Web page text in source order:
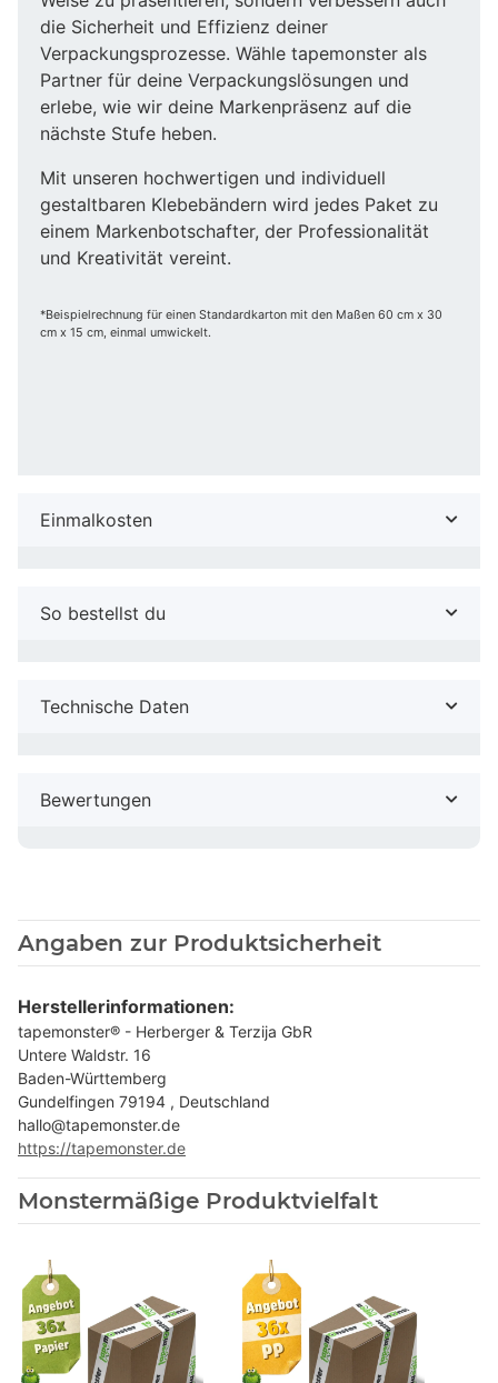
die Sicherheit und Effizienz deiner
Verpackungsprozesse. Wähle tapemonster als
Partner für deine Verpackungslösungen und
erlebe, wie wir deine Markenpräsenz auf die
nächste Stufe heben.
Mit unseren hochwertigen und individuell
gestaltbaren Klebebändern wird jedes Paket zu
einem Markenbotschafter, der Professionalität
und Kreativität vereint.
*Beispielrechnung für einen Standardkarton mit den Maßen 60 cm x 30
cm x 15 cm, einmal umwickelt.
Einmalkosten
So bestellst du
Technische Daten
Bewertungen
Angaben zur Produktsicherheit
Herstellerinformationen:
tapemonster® - Herberger & Terzija GbR
Untere Waldstr. 16
Baden-Württemberg
Gundelfingen 79194 , Deutschland
hallo@tapemonster.de
https://tapemonster.de
Monstermäßige Produktvielfalt